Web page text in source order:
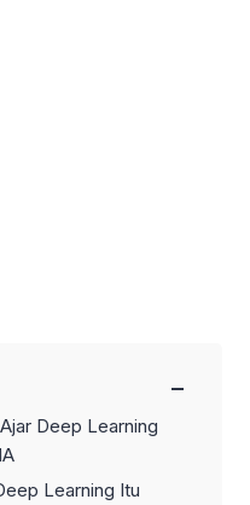
−
Deep Learning
Learning Itu